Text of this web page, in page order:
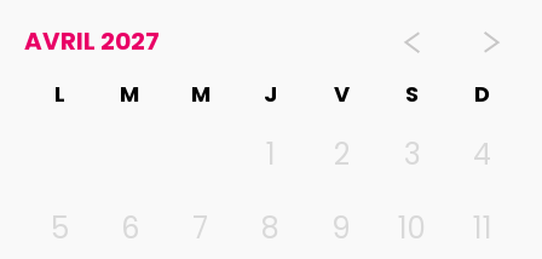
AVRIL 2027
L M M J V S D
1 2 3
4
5
6 7 8 9 10
11